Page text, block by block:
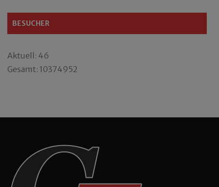
BESUCHER
Aktuell: 46
Gesamt: 10374952